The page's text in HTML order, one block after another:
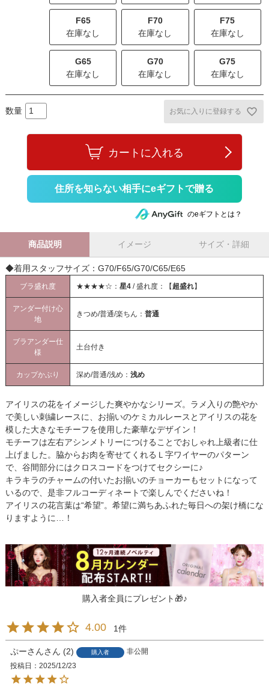
F65
在庫なし
F70
在庫なし
F75
在庫なし
G65
在庫なし
G70
在庫なし
G75
在庫なし
お気に入りに登録する
カートに入れる
住所を知らない相手にeギフトで贈る
のeギフトとは？
商品説明 イメージ サイズ・詳細
◆着用スタッフサイズ：G70/F65/G70/C65/E65
ブラ盛れ度 ★★★★☆： 星4/ 盛れ度：【超盛れ】
アンダー付け心
地
きつめ/普通/楽ちん： 普通
ブラアンダー仕
様
土台付き
カップかぶり 深め/普通/浅め： 浅め
アイリスの花をイメージした爽やかなシリーズ。ラメ入りの艶やか
で美しい刺繍レースに、お揃いのケミカルレースとアイリスの花を
模した大きなモチーフを使用した豪華なデザイン！
モチーフは左右アシンメトリーにつけることでおしゃれ上級者に仕
上げました。脇からお肉を寄せてくれるＬ字ワイヤーのパターン
で、谷間部分にはクロスコードをつけてセクシーに♪
キラキラのチャームの付いたお揃いのチョーカーもセットになって
いるので、是非フルコーディネートで楽しんでくださいね！
アイリスの花言葉は“希望”。希望に満ちあふれた毎日への架け橋にな
りますように…！
購入者全員にプレゼント🎁♪
4.00 1
ぷーさん 2 購入者
非公開
投稿日
2025/12/23